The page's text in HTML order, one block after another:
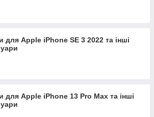
для Apple iPhone SE 3 2022 та інші
для Apple iPhone 13 Pro Max та інші